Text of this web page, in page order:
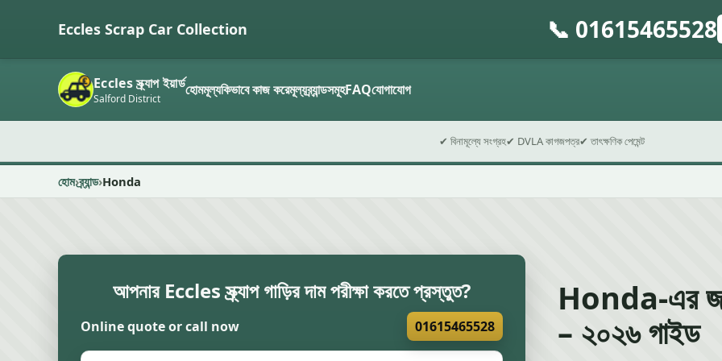
Eccles Scrap Car Collection 📞 01615465528
Eccles স্ক্র্যাপ ইয়ার্ড
Salford District হোমমূল্যকিভাবে কাজ করেমূল্যব্র্যান্ডসমূহFAQযোগাযোগ
✔ বিনামূল্যে সংগ্রহ✔ DVLA কাগজপত্র✔ তাৎক্ষণিক পেমেন্ট
হোম ব্র্যান্ড Honda
আপনার Eccles স্ক্র্যাপ গাড়ির দাম পরীক্ষা করতে প্রস্তুত?
Online quote or call now 01615465528
Honda-এর
– ২০২৬ গাইড